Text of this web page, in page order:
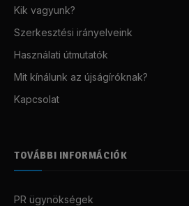
Kik vagyunk?
Szerkesztési irányelveink
Használati útmutatók
Mit kínálunk az újságíróknak?
Kapcsolat
TOVÁBBI INFORMÁCIÓK
PR ügynökségek